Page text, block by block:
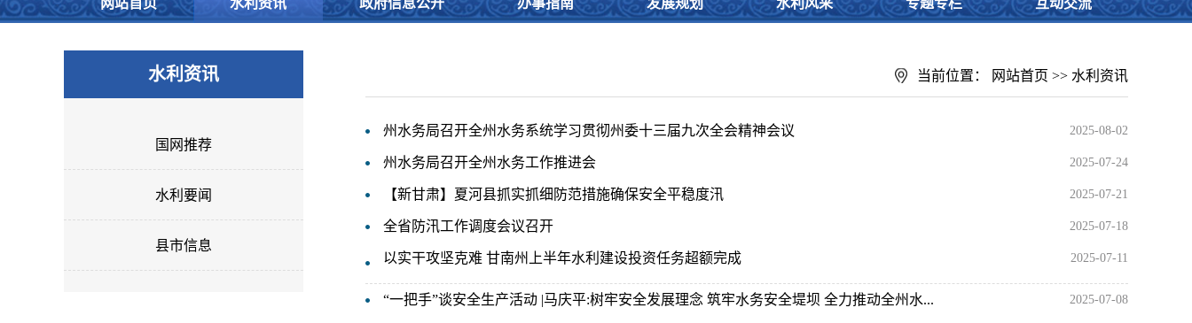
局,
网站首页 水利资讯 政府信息公开 办事指南 发展规划 水利风采 专题专栏 互动交流
水利资讯
国网推荐
水利要闻
县市信息
当前位置： 网站首页 >> 水利资讯
州水务局召开全州水务系统学习贯彻州委十三届九次全会精神会议 2025-08-02
州水务局召开全州水务工作推进会 2025-07-24
【新甘肃】夏河县抓实抓细防范措施确保安全平稳度汛 2025-07-21
全省防汛工作调度会议召开 2025-07-18
以实干攻坚克难 甘南州上半年水利建设投资任务超额完成 2025-07-11
“一把手”谈安全生产活动 |马庆平:树牢安全发展理念 筑牢水务安全堤坝 全力推动全州水... 2025-07-08